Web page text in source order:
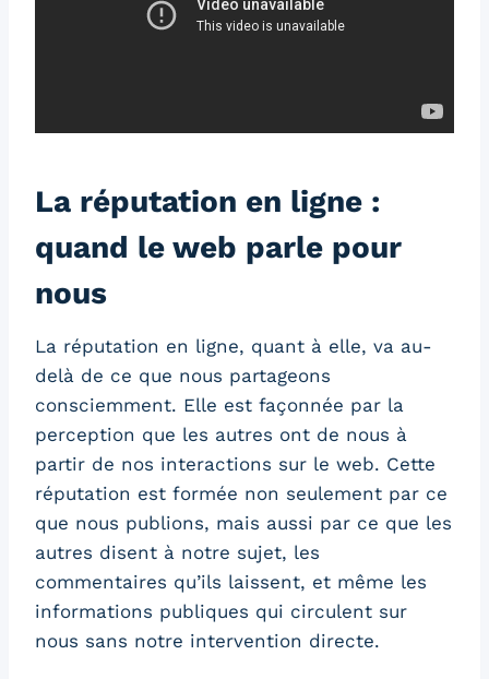
La réputation en ligne :
quand le web parle pour
nous
La réputation en ligne, quant à elle, va au-
delà de ce que nous partageons
consciemment. Elle est façonnée par la
perception que les autres ont de nous à
partir de nos interactions sur le web. Cette
réputation est formée non seulement par ce
que nous publions, mais aussi par ce que les
autres disent à notre sujet, les
commentaires qu’ils laissent, et même les
informations publiques qui circulent sur
nous sans notre intervention directe.